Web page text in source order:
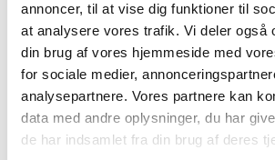
annoncer, til at vise dig funktioner til
at analysere vores trafik. Vi deler også
din brug af vores hjemmeside med
for sociale medier,
analysepartnere. Vores partnere kan
data med andre oplysninger, du har
de har indsamlet fra din brug af deres
*Gælder ikke
Stort udvalg af
produkter
Vi tilbyder et stort udvalg
cremer, vitaminer og
produkter – altid til fast lav